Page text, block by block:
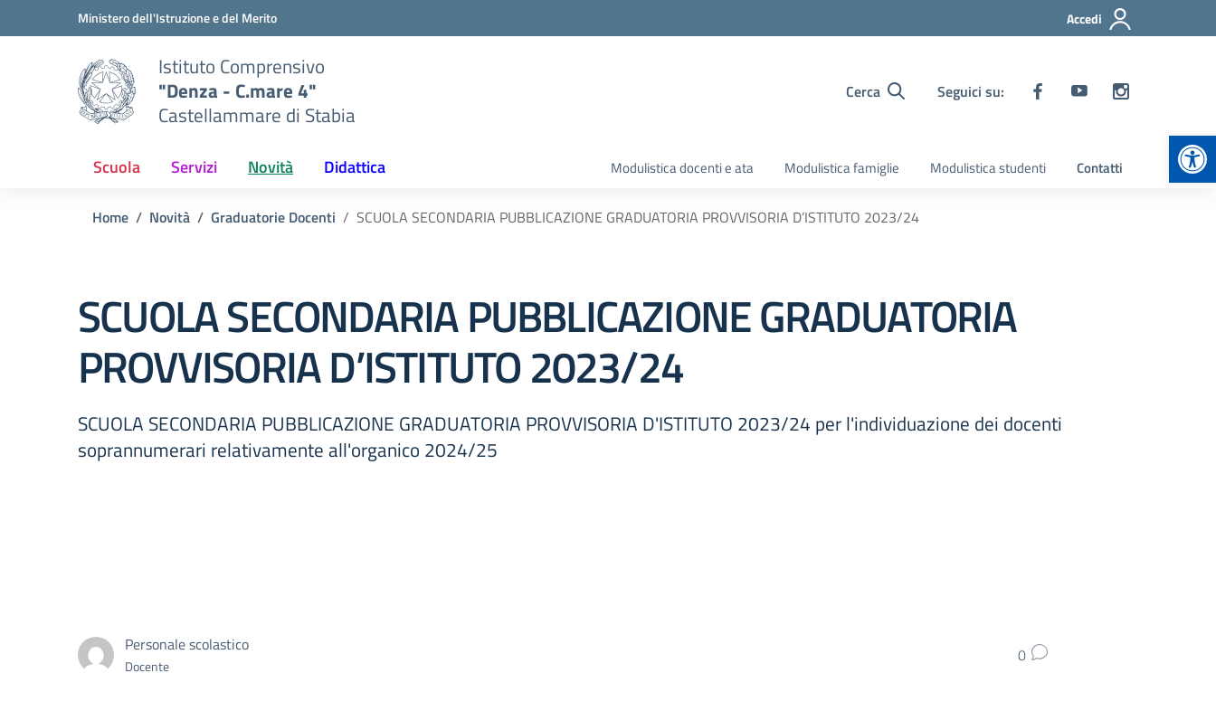
Vai ai contenuti
Vai al menu di navigazioneMinistero dell'Istruzione e del Merito Accedi
Istituto Comprensivo
"Denza - C.mare 4"
Castellammare di Stabia
Cerca Seguici su:
Scuola Servizi Novità Didattica Modulistica docenti e ata Modulistica famiglie Modulistica studenti Contatti
Home Novità Graduatorie Docenti SCUOLA SECONDARIA PUBBLICAZIONE GRADUATORIA PROVVISORIA D’ISTITUTO 2023/24
SCUOLA SECONDARIA PUBBLICAZIONE GRADUATORIA
PROVVISORIA D’ISTITUTO 2023/24
SCUOLA SECONDARIA PUBBLICAZIONE GRADUATORIA PROVVISORIA D'ISTITUTO 2023/24 per l'individuazione dei docenti
soprannumerari relativamente all'organico 2024/25
Personale scolastico
Docente 0